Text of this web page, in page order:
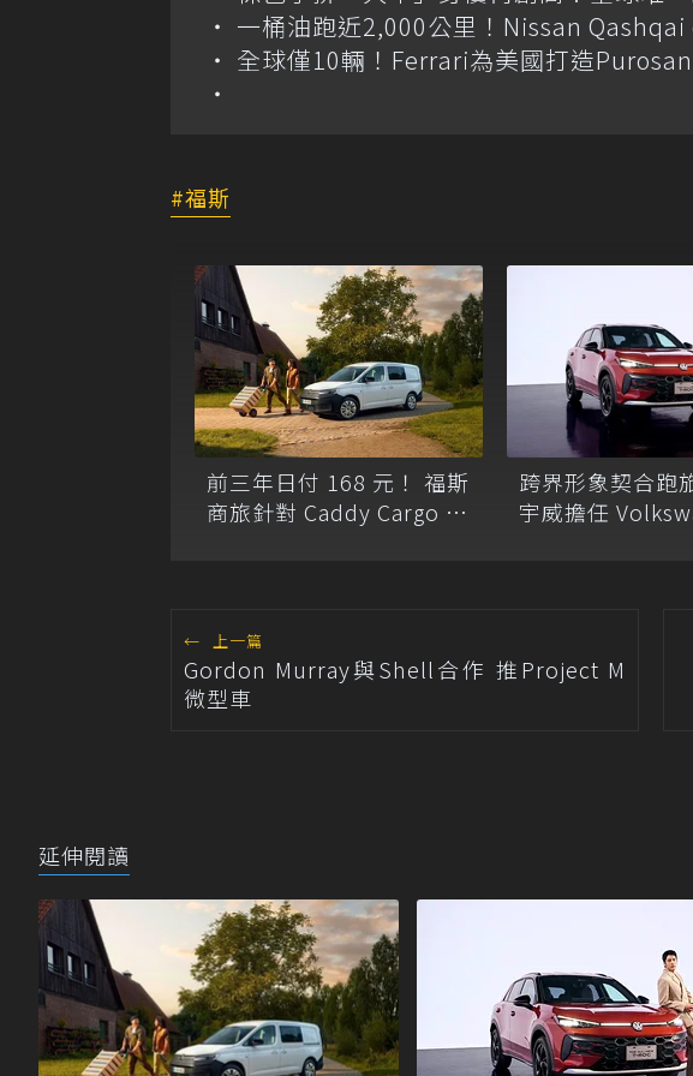
一桶油跑近2,000公里！Nissan Qashqai
全球僅10輛！Ferrari為美國打造
福斯
前三年日付 168 元！ 福斯
商旅針對 Caddy Cargo 推
跨界形象契合跑
宇威擔任
← 上一篇
Gordon Murray與Shell合作 推Project M
微型車
延伸閱讀